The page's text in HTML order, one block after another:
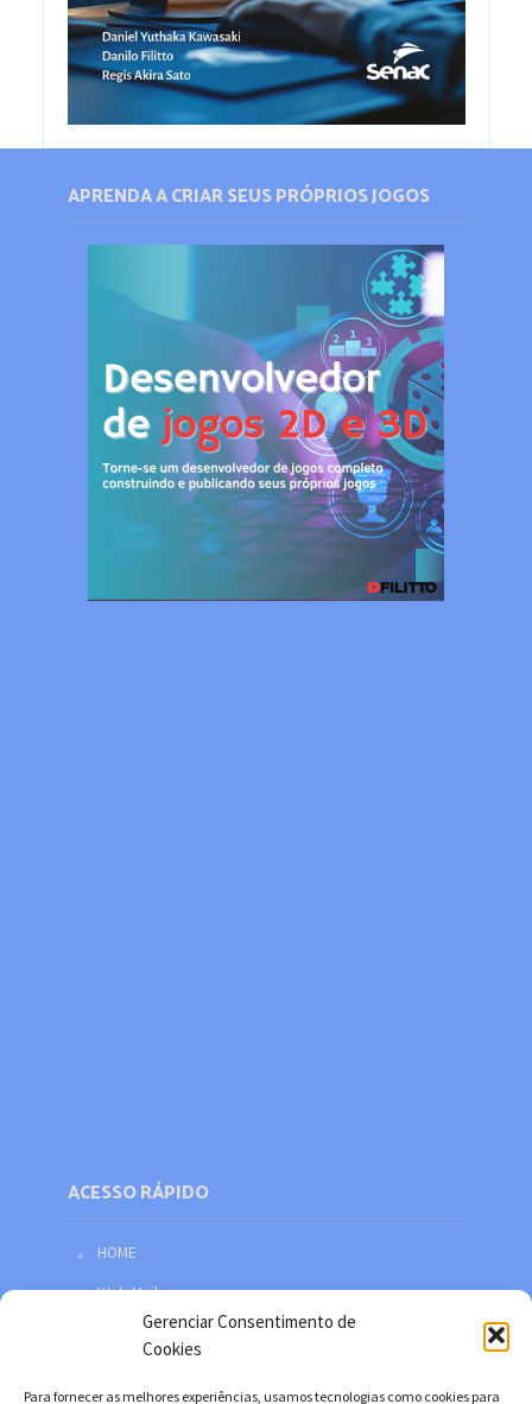
Gerenciar Consentimento de
Cookies
Para fornecer as melhores experiências, usamos tecnologias como cookies para
APRENDA A CRIAR SEUS PRÓPRIOS JOGOS
ACESSO RÁPIDO
HOME
Web Mail
Política de privacidade